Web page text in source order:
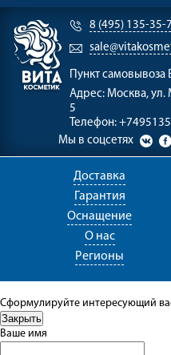
8 (495) 135-35-
Пункт самовывоза
Адрес: Москва, ул.
5
Телефон:
Мы в соцсетях
Доставка
Гарантия
Оснащение
О нас
Регионы
Сформулируйте интересующий
Ваше имя